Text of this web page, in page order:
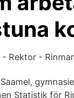
Rektor -
Statistik för